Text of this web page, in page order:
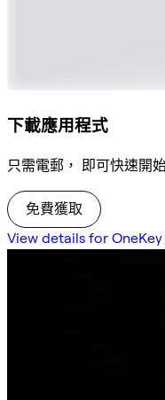
下載應用程式
只需電郵， 即可快速開
免費獲取
View details for OneKey